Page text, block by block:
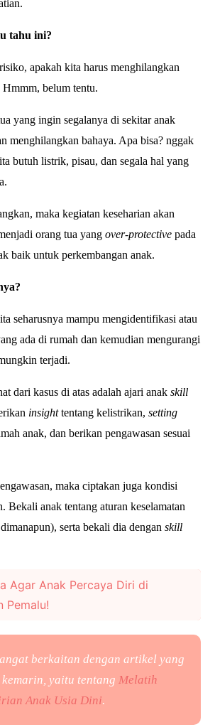
tahu ini?
apakah kita harus menghilangkan
Hmmm, belum tentu.
yang ingin segalanya di sekitar anak
menghilangkan bahaya. Apa bisa? nggak
butuh listrik, pisau, dan segala hal yang
maka kegiatan keseharian akan
orang tua yang over-protective pada
baik untuk perkembangan anak.
seharusnya mampu mengidentifikasi atau
ada di rumah dan kemudian mengurangi
terjadi.
dari kasus di atas adalah ajari anak skill
insighttentang kelistrikan, setting
anak, dan berikan pengawasan sesuai
maka ciptakan juga kondisi
Bekali anak tentang aturan keselamatan
serta bekali dia dengan skill
Agar Anak Percaya Diri di
Pemalu!
berkaitan dengan artikel yang
yaitu tentang Melatih
Anak Usia Dini.